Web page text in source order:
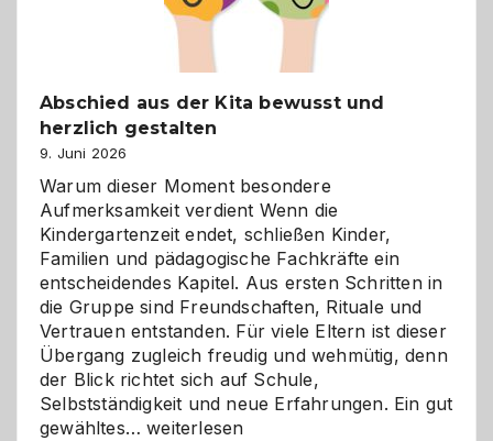
Abschied aus der Kita bewusst und
herzlich gestalten
9. Juni 2026
Warum dieser Moment besondere
Aufmerksamkeit verdient Wenn die
Kindergartenzeit endet, schließen Kinder,
Familien und pädagogische Fachkräfte ein
entscheidendes Kapitel. Aus ersten Schritten in
die Gruppe sind Freundschaften, Rituale und
Vertrauen entstanden. Für viele Eltern ist dieser
Übergang zugleich freudig und wehmütig, denn
der Blick richtet sich auf Schule,
Selbstständigkeit und neue Erfahrungen. Ein gut
gewähltes…Abschied
weiterlesen